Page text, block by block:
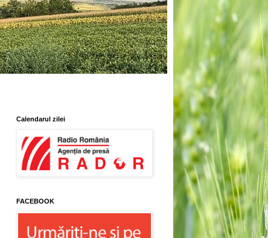
Calendarul zilei
FACEBOOK